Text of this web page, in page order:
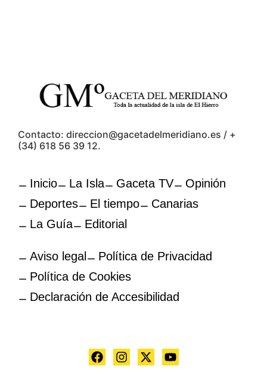
Contacto: direccion@gacetadelmeridiano.es / +
(34) 618 56 39 12.
Inicio La Isla Gaceta TV
Opinión
Deportes
El tiempo
Canarias
La Guía
Editorial
Aviso legal
Política de Privacidad
Política de Cookies
Declaración de Accesibilidad